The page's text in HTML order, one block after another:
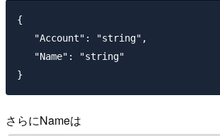
{
   "Account": "string",
   "Name": "string"
さらにNameは